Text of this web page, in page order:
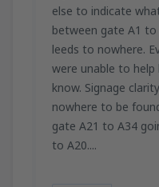
else to indicate
between gate A1
leeds to nowhere.
were unable to
know. Signage
nowhere to be
gate A21 to A34
to A20....